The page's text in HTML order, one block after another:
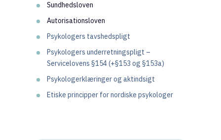
Sundhedsloven
Autorisationsloven
Psykologers tavshedspligt
Psykologers underretningspligt –
Servicelovens §154 (+§153 og §153a)
Psykologerklæringer og aktindsigt
Etiske principper for nordiske psykologer